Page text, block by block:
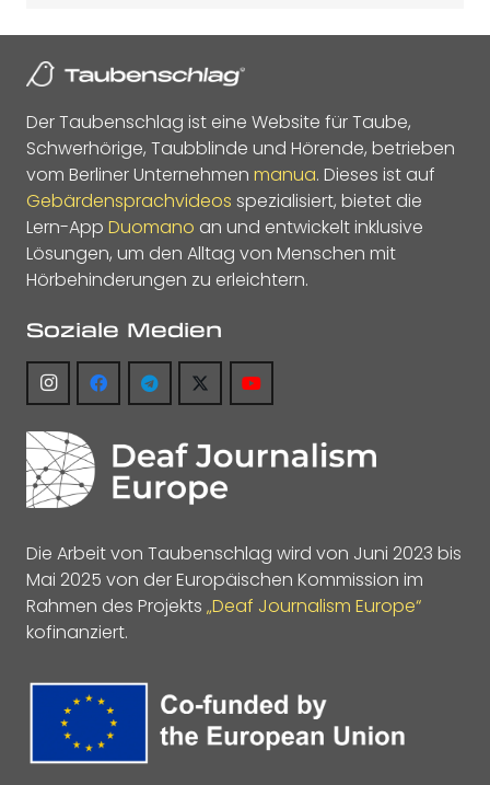
Der Taubenschlag ist eine Website für Taube,
Schwerhörige, Taubblinde und Hörende, betrieben
vom Berliner Unternehmen manua. Dieses ist auf
Gebärdensprachvideos spezialisiert, bietet die
Lern-App Duomano an und entwickelt inklusive
Lösungen, um den Alltag von Menschen mit
Hörbehinderungen zu erleichtern.
Soziale Medien
Die Arbeit von Taubenschlag wird von Juni 2023 bis
Mai 2025 von der Europäischen Kommission im
Rahmen des Projekts „Deaf Journalism Europe“
kofinanziert.